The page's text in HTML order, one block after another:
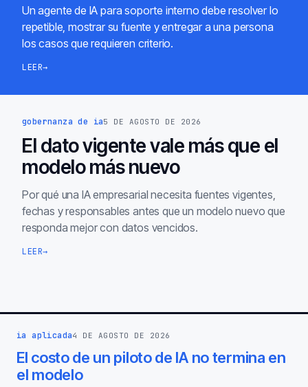
Un agente de IA para soporte interno debe resolver lo
repetible, mostrar su fuente y entregar a una persona
los casos que requieren criterio.
LEER→
gobernanza de ia5 DE AGOSTO DE 2026
El dato vigente vale más que el
modelo más nuevo
Por qué una IA empresarial necesita fuentes vigentes,
fechas y responsables antes que un modelo nuevo que
responda mejor con datos vencidos.
LEER→
ia aplicada4 DE AGOSTO DE 2026
El costo de un piloto de IA no termina en
el modelo